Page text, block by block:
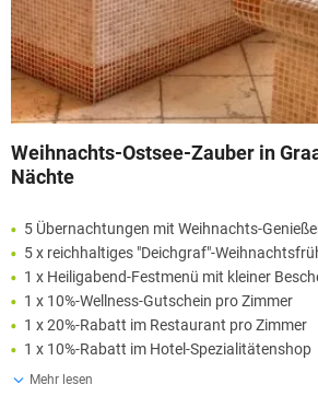
Weihnachts-Ostsee-Zauber in
Nächte
5 Übernachtungen mit Weihnachts-
5 x reichhaltiges "Deichgraf"-
1 x Heiligabend-Festmenü mit kleiner
1 x 10%-Wellness-Gutschein pro Zimmer
1 x 20%-Rabatt im Restaurant pro Zimmer
1 x 10%-Rabatt im Hotel-Spezialitätenshop
Mehr lesen